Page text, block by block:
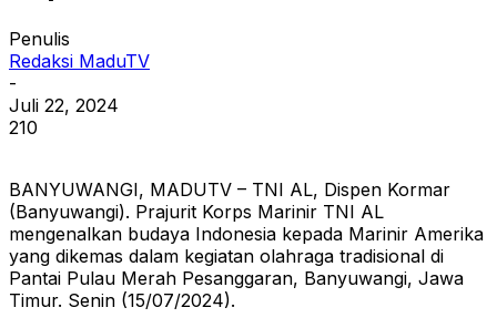
Penulis
Redaksi MaduTV
-
Juli 22, 2024
210
BANYUWANGI, MADUTV – TNI AL, Dispen Kormar
(Banyuwangi). Prajurit Korps Marinir TNI AL
mengenalkan budaya Indonesia kepada Marinir Amerika
yang dikemas dalam kegiatan olahraga tradisional di
Pantai Pulau Merah Pesanggaran, Banyuwangi, Jawa
Timur. Senin (15/07/2024).